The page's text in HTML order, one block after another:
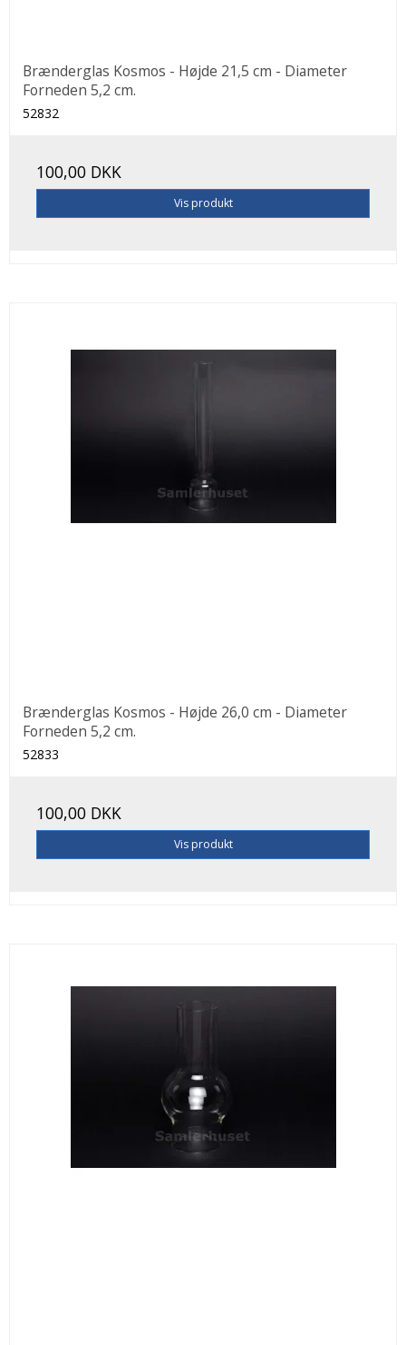
Brænderglas Kosmos - Højde 21,5 cm - Diameter
Forneden 5,2 cm.
52832
100,00 DKK
Vis produkt
Brænderglas Kosmos - Højde 26,0 cm - Diameter
Forneden 5,2 cm.
52833
100,00 DKK
Vis produkt